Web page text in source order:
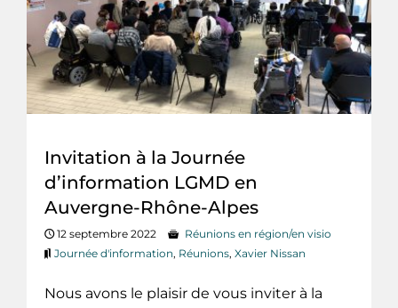
Invitation à la Journée
d’information LGMD en
Auvergne-Rhône-Alpes
12 septembre 2022
Réunions en région/en visio
Journée d'information, Réunions, Xavier Nissan
Nous avons le plaisir de vous inviter à la